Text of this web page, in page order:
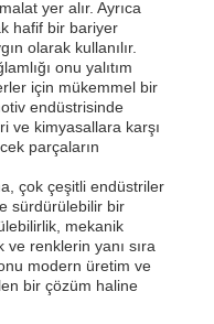
yer alır. Ayrıca
hafif bir bariyer
olarak kullanılır.
onu yalıtım
için mükemmel bir
endüstrisinde
ve kimyasallara karşı
parçaların
çok çeşitli endüstriler
sürdürülebilir bir
mekanik
ve renklerin yanı sıra
modern üretim ve
bir çözüm haline